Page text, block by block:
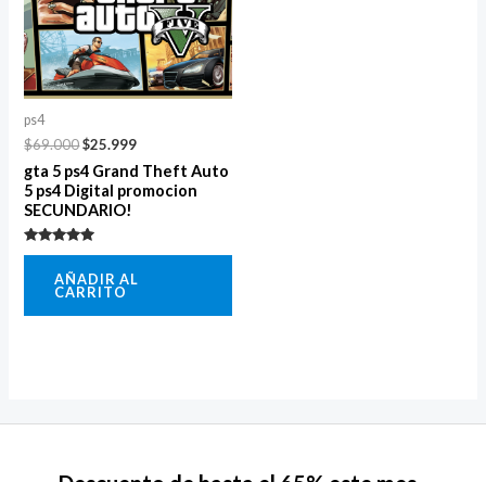
ps4
$69.000$25.999
gta 5 ps4 Grand Theft Auto
5 ps4 Digital promocion
SECUNDARIO!
Valorado
AÑADIR AL
CARRITO